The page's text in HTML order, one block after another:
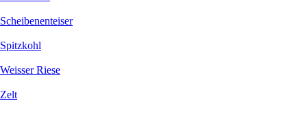
Scheibenenteiser
Spitzkohl
Weisser Riese
Zelt